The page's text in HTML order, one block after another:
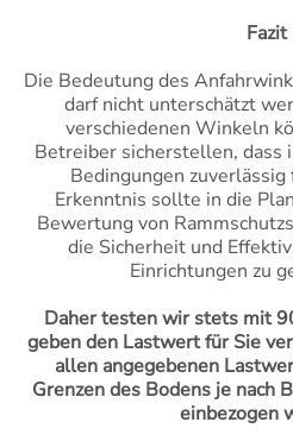
Fazit
Die Bedeutung des
darf nicht unterschätzt
verschiedenen Winkeln
Betreiber sicherstellen, dass
Bedingungen
Erkenntnis sollte in die
Bewertung von
die Sicherheit und
Einrichtungen zu
Daher testen wir stets mit
geben den Lastwert für Sie
allen angegebenen
Grenzen des Bodens je nach
einbezogen